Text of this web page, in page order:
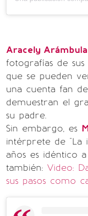
Aracely Arámbula
fotografías de
que se pueden
una cuenta fan de
demuestran el
su padre.
Sin embargo, es
intérprete de "La
años es idéntico a
también: Video:
sus pasos como